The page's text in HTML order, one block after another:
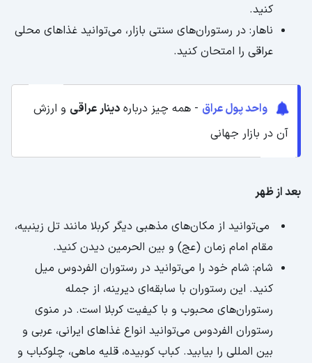
کنید.
ناهار: در رستوران‌های سنتی بازار، می‌توانید غذاهای محلی
عراقی را امتحان کنید.
واحد پول عراق - همه چیز درباره دینار عراقی و ارزش
آن در بازار جهانی
بعد از ظهر
می‌توانید از مکان‌های مذهبی دیگر کربلا مانند تل زینبیه،
مقام امام زمان (عج) و بین الحرمین دیدن کنید.
شام: شام خود را می‌توانید در رستوران الفردوس میل
کنید. این رستوران با سابقه‌ای دیرینه، از جمله
رستوران‌های محبوب و با کیفیت کربلا است. در منوی
رستوران الفردوس می‌توانید انواع غذاهای ایرانی، عربی و
بین المللی را بیابید. کباب کوبیده، قلیه ماهی، چلوکباب و